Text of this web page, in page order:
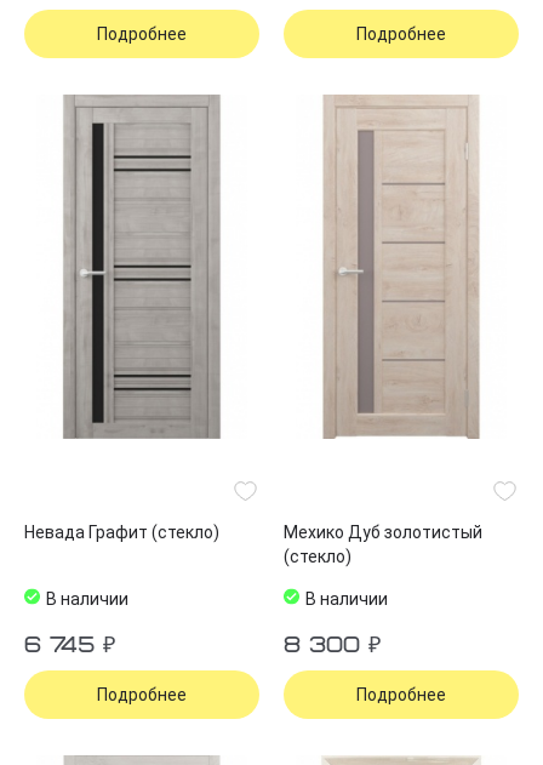
Подробнее Подробнее
Невада Графит (стекло)
В наличии
6 745 ₽
Подробнее
Мехико Дуб золотистый
(стекло)
В наличии
8 300 ₽
Подробнее